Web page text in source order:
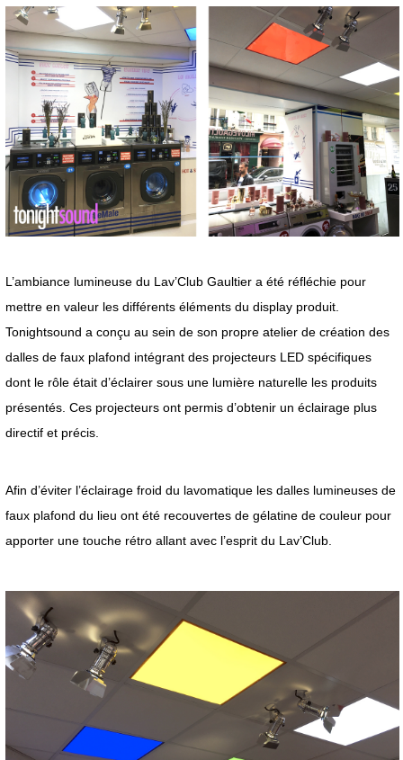
L’ambiance lumineuse du Lav’Club Gaultier a été réfléchie pour
mettre en valeur les différents éléments du display produit.
Tonightsound a conçu au sein de son propre atelier de création des
dalles de faux plafond intégrant des projecteurs LED spécifiques
dont le rôle était d’éclairer sous une lumière naturelle les produits
présentés. Ces projecteurs ont permis d’obtenir un éclairage plus
directif et précis.
Afin d’éviter l’éclairage froid du lavomatique les dalles lumineuses de
faux plafond du lieu ont été recouvertes de gélatine de couleur pour
apporter une touche rétro allant avec l’esprit du Lav’Club.